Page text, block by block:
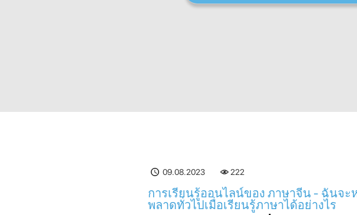
09.08.2023 222
การเรียนรู้ออนไลน์ของ ภาษาจีน - ฉันจ
พลาดทั่วไปเมื่อเรียนรู้ภาษาได้อย่างไร